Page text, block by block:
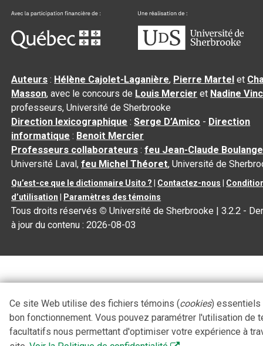
Auteurs : Hélène Cajolet-Laganière, Pierre Martel et
Masson, avec le concours de Louis Mercier et Nadine
professeurs, Université de Sherbrooke
Direction lexicographique :Serge D’Amico - Direction
informatique : Benoit Mercier
Professeurs collaborateurs :feu Jean-Claude
Université Laval,feu Michel Théoret, Université de
Qu’est-ce que le dictionnaire Usito ? Contactez-nous
d’utilisation
Paramètres des témoins
Tous droits réservés © Université de Sherbrooke |3.2.2 -
à jour du contenu :2026-08-03
Ce site Web utilise des fichiers témoins (cookies) essentiels
bon fonctionnement. Vous pouvez paramétrer l'utilisation de
facultatifs nous permettant d'optimiser votre expérience à